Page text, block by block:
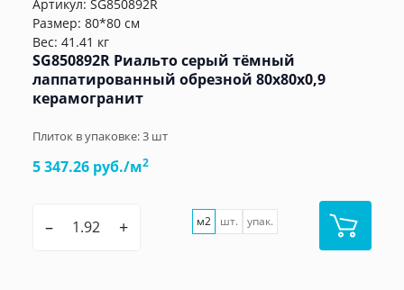
Артикул: SG850892R
Размер: 80*80 см
Вес: 41.41 кг
SG850892R Риальто серый тёмный
лаппатированный обрезной 80x80x0,9
керамогранит
Плиток в упаковке:3 шт
5 347.26 руб./м2
– + м2 шт. упак.